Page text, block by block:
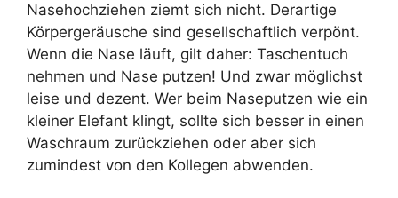
Nasehochziehen ziemt sich nicht. Derartige
Körpergeräusche sind gesellschaftlich verpönt.
Wenn die Nase läuft, gilt daher: Taschentuch
nehmen und Nase putzen! Und zwar möglichst
leise und dezent. Wer beim Naseputzen wie ein
kleiner Elefant klingt, sollte sich besser in einen
Waschraum zurückziehen oder aber sich
zumindest von den Kollegen abwenden.